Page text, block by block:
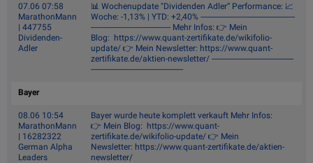
07.06 07:58
MarathonMann
| 447755
Dividenden-
Adler
📊 Wochenupdate "Dividenden Adler“ Performance: 📈
Woche: -1,13% | YTD: +2,40% ---------------------------------------------
-------------------------------------- Mehr Infos: 👉 Mein
Blog: https://www.quant-zertifikate.de/wikifolio-
update/ 👉 Mein Newsletter: https://www.quant-
zertifikate.de/aktien-newsletter/ ---------------------------------------
--------------------------------------------
Bayer
08.06 10:54
MarathonMann
| 16282322
German Alpha
Leaders
Bayer wurde heute komplett verkauft Mehr Infos:
👉 Mein Blog: https://www.quant-
zertifikate.de/wikifolio-update/ 👉 Mein
Newsletter: https://www.quant-zertifikate.de/aktien-
newsletter/